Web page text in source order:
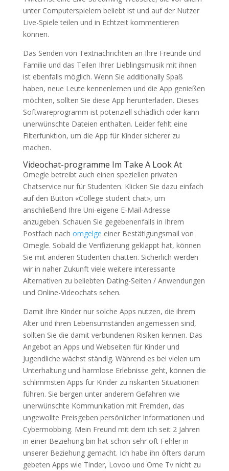
unter Computerspielern beliebt ist und auf der Nutzer
Live-Spiele teilen und in Echtzeit kommentieren
können.
Das Senden von Textnachrichten an Ihre Freunde und
Familie und das Teilen Ihrer Lieblingsmusik mit ihnen
ist ebenfalls möglich. Wenn Sie additionally Spaß
haben, neue Leute kennenlernen und die App genießen
möchten, sollten Sie diese App herunterladen. Dieses
Softwareprogramm ist potenziell schädlich oder kann
unerwünschte Dateien enthalten. Leider fehlt eine
Filterfunktion, um die App für Kinder sicherer zu
machen.
Video­chat-programme Im Take A Look At
Omegle betreibt auch einen speziellen privaten
Chatservice nur für Studenten. Klicken Sie dazu einfach
auf den Button «College student chat», um
anschließend Ihre Uni-eigene E-Mail-Adresse
anzugeben. Schauen Sie gegebenenfalls in Ihrem
Postfach nach omgelge einer Bestätigungsmail von
Omegle. Sobald die Verifizierung geklappt hat, können
Sie mit anderen Studenten chatten. Sicherlich werden
wir in naher Zukunft viele weitere interessante
Alternativen zu beliebten Dating-Seiten / Anwendungen
und Online-Videochats sehen.
Damit Ihre Kinder nur solche Apps nutzen, die ihrem
Alter und ihren Lebensumständen angemessen sind,
sollten Sie die damit verbundenen Risiken kennen. Das
Angebot an Apps und Webseiten für Kinder und
Jugendliche wächst ständig. Während es bei vielen um
Unterhaltung und harmlose Erlebnisse geht, können die
schlimmsten Apps für Kinder zu riskanten Situationen
führen. Sie bergen unter anderem Gefahren wie
unerwünschte Kommunikation mit Fremden, das
ungewollte Preisgeben persönlicher Informationen und
Cybermobbing. Mein Freund mit dem ich seit 2 Jahren
in einer Beziehung bin hat schon sehr oft Fehler in
unserer Beziehung gemacht. Ich habe ihn öfters darum
gebeten Apps wie Tinder, Lovoo und Ome Tv nicht zu